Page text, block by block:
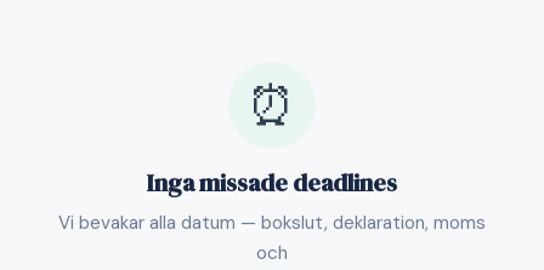
⏰
Inga missade deadlines
Vi bevakar alla datum — bokslut, deklaration, moms
och